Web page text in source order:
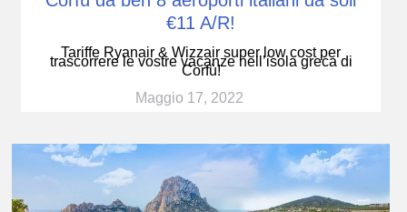
€11 A/R!
Tariffe Ryanair & Wizzair super low cost per
trascorrere le vostre vacanze nell’isola greca di
Corfù!
Maggio 17, 2022